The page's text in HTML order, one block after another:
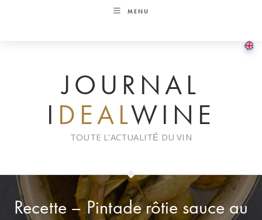
MENU
JOURNAL
I DEALWINE
TOUTE L'ACTUALITÉ DU VIN
Recette – Pintade rôtie sauce au